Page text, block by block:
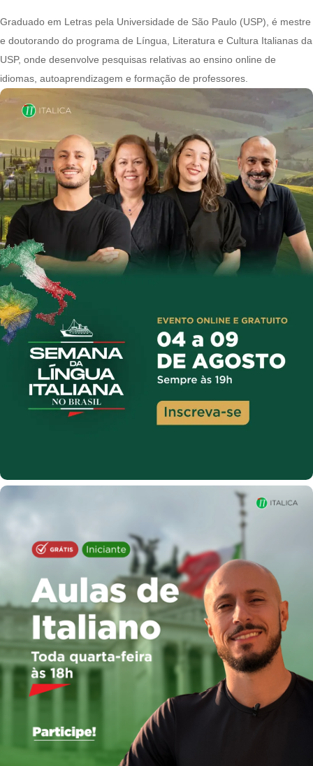
Graduado em Letras pela Universidade de São Paulo (USP), é mestre
e doutorando do programa de Língua, Literatura e Cultura Italianas da
USP, onde desenvolve pesquisas relativas ao ensino online de
idiomas, autoaprendizagem e formação de professores.